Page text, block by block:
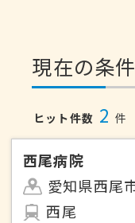
現在の条
ヒット件数 2 件
西尾病院
愛知県西尾
西尾